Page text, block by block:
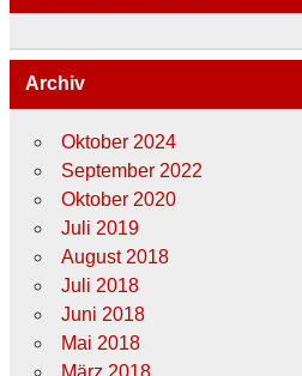
Archiv
Oktober 2024
September 2022
Oktober 2020
Juli 2019
August 2018
Juli 2018
Juni 2018
Mai 2018
März 2018